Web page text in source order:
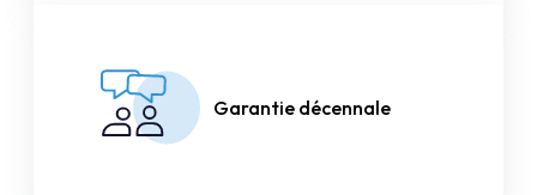
Garantie décennale